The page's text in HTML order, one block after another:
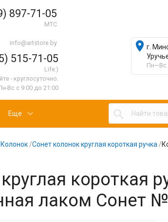
897-71-05
МТС
info@artstore.by
515-71-05
Life:)
- круглосуточно.
Вс с 9:00 до 21:00
г.
Пн—Вс
Еще 
Колонок /Сонет колонок круглая короткая ручка /
короткая
лаком Сонет